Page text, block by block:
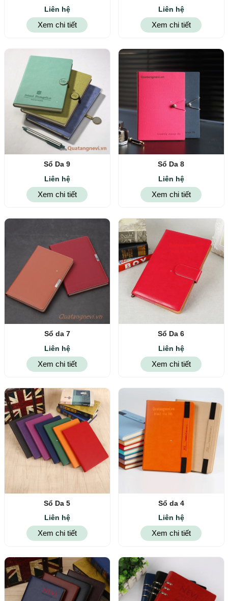
Liên hệ
Xem chi tiết
Liên hệ
Xem chi tiết
Sổ Da 9
Liên hệ
Xem chi tiết
Sổ Da 8
Liên hệ
Xem chi tiết
Sổ da 7
Liên hệ
Xem chi tiết
Sổ Da 6
Liên hệ
Xem chi tiết
Sổ Da 5
Liên hệ
Xem chi tiết
Sổ da 4
Liên hệ
Xem chi tiết